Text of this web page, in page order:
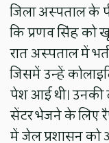
जिला अस्पताल के
कि प्रणव सिंह को
रात अस्पताल में
जिसमें उन्हें
पेश आई थी। उनकी
सेंटर भेजने के लिए
में जेल प्रशासन को